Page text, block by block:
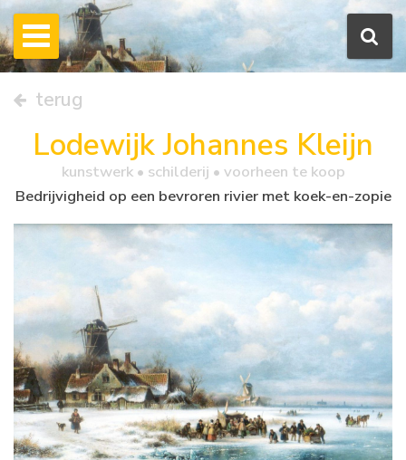
terug
Lodewijk Johannes Kleijn
kunstwerk • schilderij • voorheen te koop
Bedrijvigheid op een bevroren rivier met koek-en-zopie